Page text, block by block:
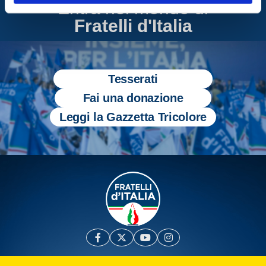
Entra nel mondo di
Fratelli d'Italia
Tesserati
Fai una donazione
Leggi la Gazzetta Tricolore